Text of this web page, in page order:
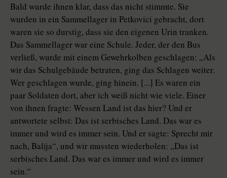
Bald wurde ihnen klar, dass das nicht stimmte. Sie
wurden in ein Sammellager in Petkovici gebracht, dort
waren sie so durstig, dass sie den eigenen Urin tranken.
Das Sammellager war eine Schule. Jeder, der den Bus
verließ, wurde mit einem Gewehrkolben geschlagen: „Als
wir das Schulgebäude betraten, ging das Schlagen weiter.
Wer geschlagen wurde, ging hinein. [...] Es waren ein
paar Soldaten dort, aber ich weiß nicht wie viele. Einer
von ihnen fragte: Wessen Land ist das hier? Und er
antwortete selbst: Das ist serbisches Land. Das war es
immer und wird es immer sein. Und er sagte: Sprecht mir
nach, Balija“, und wir mussten wiederholen: „Das ist
serbisches Land. Das war es immer und wird es immer
sein.“